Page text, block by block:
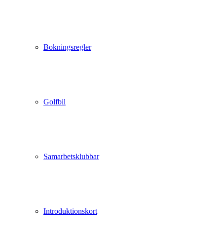
Bokningsregler
Golfbil
Samarbetsklubbar
Introduktionskort